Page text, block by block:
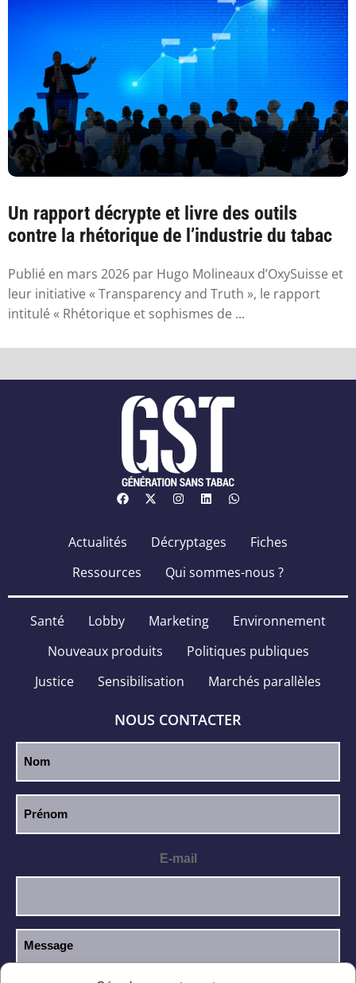
Un rapport décrypte et livre des outils
contre la rhétorique de l’industrie du tabac
Publié en mars 2026 par Hugo Molineaux d’OxySuisse et
leur initiative « Transparency and Truth », le rapport
intitulé « Rhétorique et sophismes de ...
Actualités Décryptages
Fiches
Ressources
Qui sommes-nous ?
Santé Lobby Marketing
Environnement
Nouveaux produits
Politiques publiques
Justice
Sensibilisation Marchés parallèles
NOUS CONTACTER
E-mail